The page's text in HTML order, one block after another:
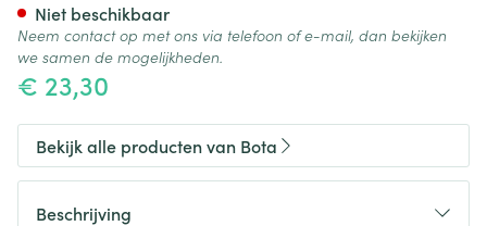
€ 23,30
Niet beschikbaar
Neem contact op met ons via telefoon of e-mail, dan bekijken
we samen de mogelijkheden.
Bekijk alle producten van Bota
Beschrijving